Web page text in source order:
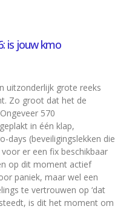
is jouw kmo
uitzonderlijk grote reeks
Zo groot dat het de
570
in één klap,
days (beveiligingslekken die
er een fix beschikbaar
op dit moment actief
paniek, maar wel een
te vertrouwen op ‘dat
is dit het moment om